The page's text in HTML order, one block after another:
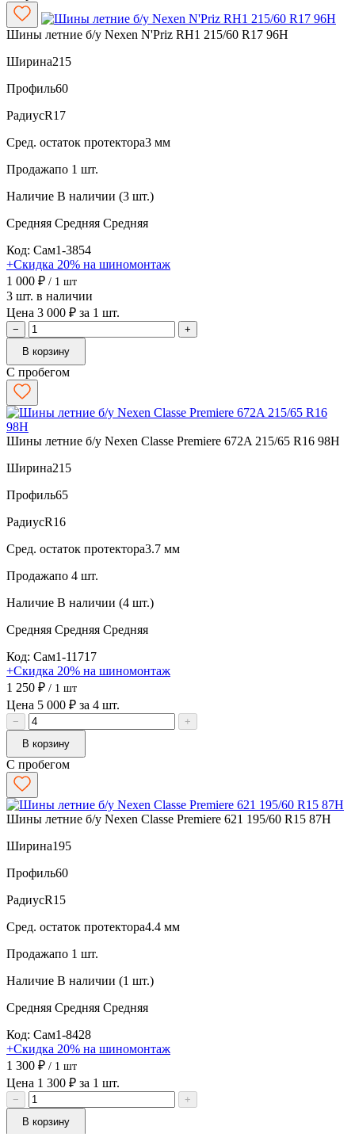
Шины летние б/у Nexen N'Priz RH1 215/60 R17 96H
Ширина215
Профиль60
РадиусR17
Сред. остаток протектора3 мм
Продажапо 1 шт.
Наличие В наличии (3 шт.)
Средняя Средняя Средняя
Код: Сам1-3854
+Скидка 20% на шиномонтаж
1 000 ₽ / 1 шт
3 шт. в наличии
Цена 3 000 ₽ за 1 шт.
−
+
В корзину
С пробегом
Шины летние б/у Nexen Classe Premiere 672A 215/65 R16 98H
Ширина215
Профиль65
РадиусR16
Сред. остаток протектора3.7 мм
Продажапо 4 шт.
Наличие В наличии (4 шт.)
Средняя Средняя Средняя
Код: Сам1-11717
+Скидка 20% на шиномонтаж
1 250 ₽ / 1 шт
Цена 5 000 ₽ за 4 шт.
−
+
В корзину
С пробегом
Шины летние б/у Nexen Classe Premiere 621 195/60 R15 87H
Ширина195
Профиль60
РадиусR15
Сред. остаток протектора4.4 мм
Продажапо 1 шт.
Наличие В наличии (1 шт.)
Средняя Средняя Средняя
Код: Сам1-8428
+Скидка 20% на шиномонтаж
1 300 ₽ / 1 шт
Цена 1 300 ₽ за 1 шт.
−
+
В корзину